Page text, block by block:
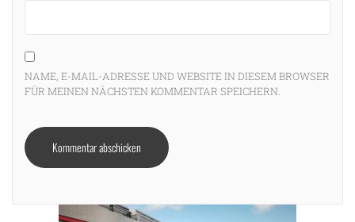
NAME, E-MAIL-ADRESSE UND WEBSITE IN DIESEM BROWSER
FÜR MEINEN NÄCHSTEN KOMMENTAR SPEICHERN.